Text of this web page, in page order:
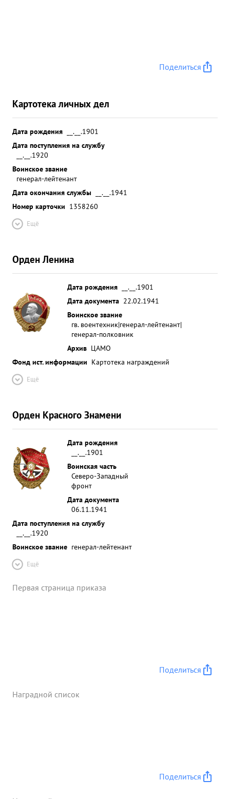
Поделиться
Картотека личных дел
Дата рождения
__.__.1901
Дата поступления на службу
__.__.1920
Воинское звание
генерал-лейтенант
Дата окончания службы
__.__.1941
Номер карточки 1358260
Ещё
Орден Ленина
Дата рождения
__.__.1901
Дата документа 22.02.1941
Воинское звание
гв. воентехник|генерал-лейтенант|
генерал-полковник
Архив ЦАМО
Фонд ист. информации Картотека награждений
Ещё
Орден Красного Знамени
Дата рождения
__.__.1901
Воинская часть
Северо-Западный
фронт
Дата документа
06.11.1941
Дата поступления на службу
__.__.1920
Воинское звание генерал-лейтенант
Ещё
Первая страница приказа
Поделиться
Наградной список
Поделиться